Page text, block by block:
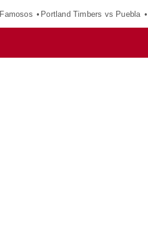
Portland Timbers vs Puebla